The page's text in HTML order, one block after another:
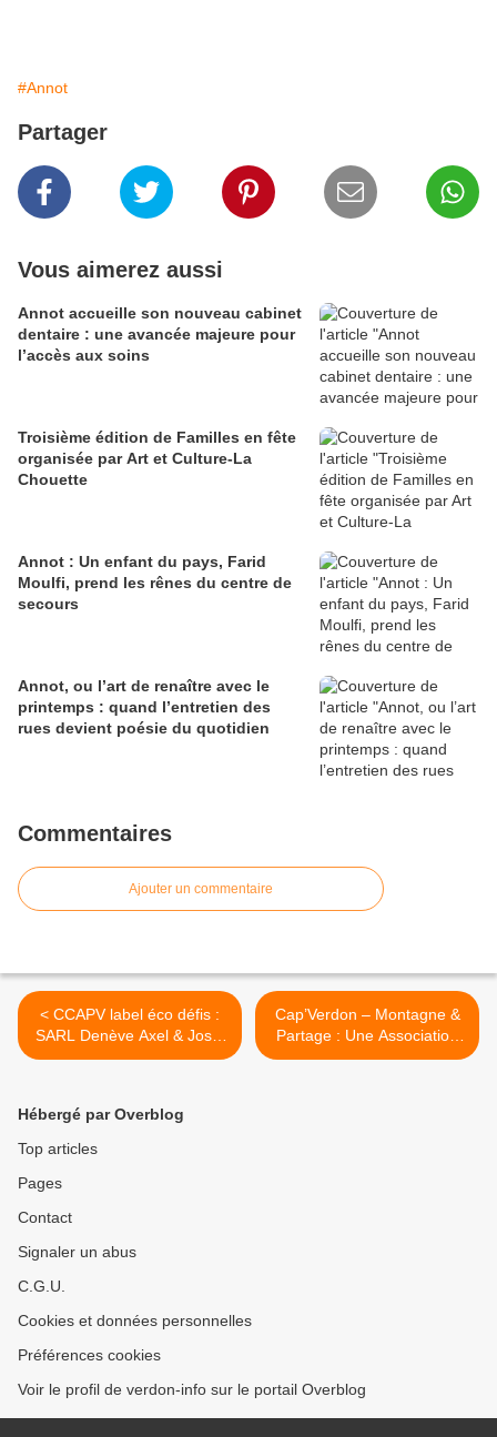
#Annot
Partager
Vous aimerez aussi
Annot accueille son nouveau cabinet
dentaire : une avancée majeure pour
l’accès aux soins
Troisième édition de Familles en fête
organisée par Art et Culture-La
Chouette
Annot : Un enfant du pays, Farid
Moulfi, prend les rênes du centre de
secours
Annot, ou l’art de renaître avec le
printemps : quand l’entretien des
rues devient poésie du quotidien
Commentaires
Ajouter un commentaire
< CCAPV label éco défis :
SARL Denève Axel & José,
maçons à Castellane.
Cap’Verdon – Montagne &
Partage : Une Association
au Service de Tous >
Hébergé par Overblog
Top articles
Pages
Contact
Signaler un abus
C.G.U.
Cookies et données personnelles
Préférences cookies
Voir le profil de verdon-info sur le portail Overblog